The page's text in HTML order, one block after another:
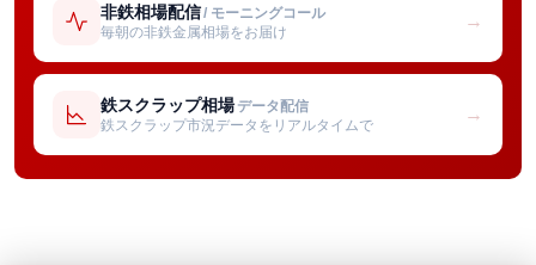
非鉄相場配信/ モーニングコール
毎朝の非鉄金属相場をお届け
→
鉄スクラップ相場 データ配信
鉄スクラップ市況データをリアルタイムで
→